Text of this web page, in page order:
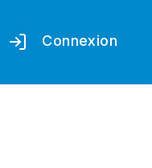
Connexion